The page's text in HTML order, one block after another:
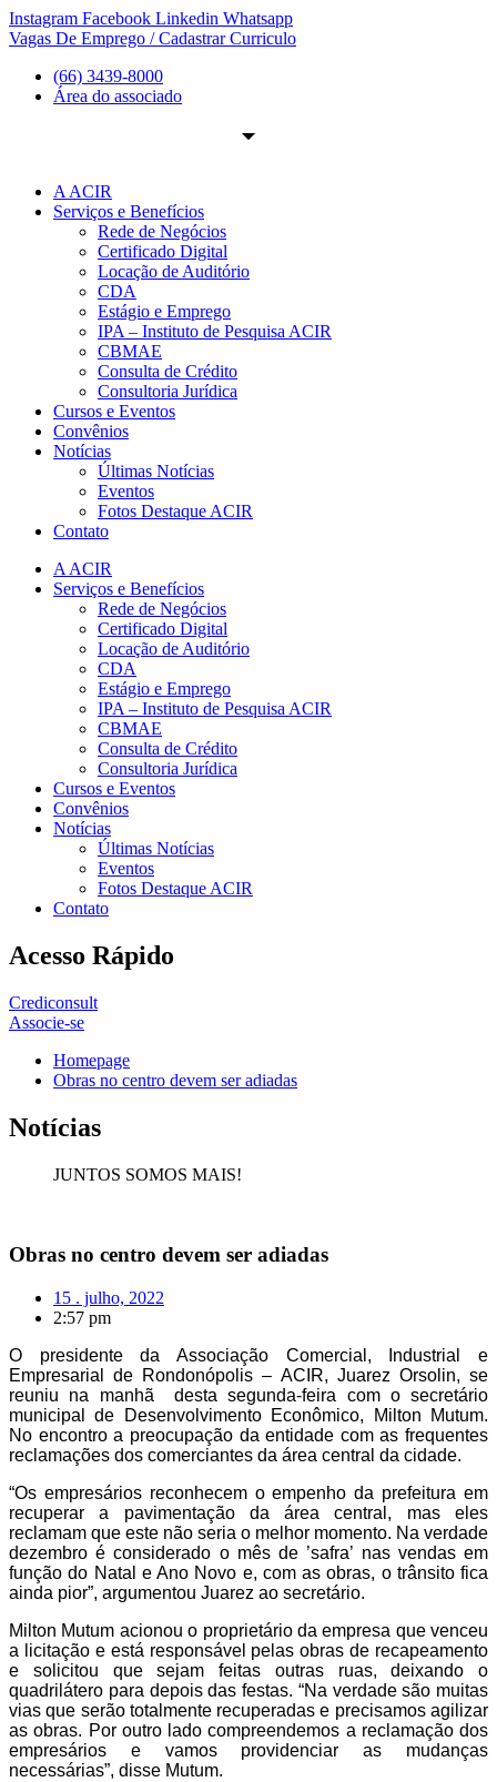
Ir
para
conteúdo
Instagram Facebook Linkedin Whatsapp
Vagas De Emprego / Cadastrar Curriculo
(66) 3439-8000
Área do associado
A ACIR
Serviços e Benefícios
Rede de Negócios
Certificado Digital
Locação de Auditório
CDA
Estágio e Emprego
IPA – Instituto de Pesquisa ACIR
CBMAE
Consulta de Crédito
Consultoria Jurídica
Cursos e Eventos
Convênios
Notícias
Últimas Notícias
Eventos
Fotos Destaque ACIR
Contato
A ACIR
Serviços e Benefícios
Rede de Negócios
Certificado Digital
Locação de Auditório
CDA
Estágio e Emprego
IPA – Instituto de Pesquisa ACIR
CBMAE
Consulta de Crédito
Consultoria Jurídica
Cursos e Eventos
Convênios
Notícias
Últimas Notícias
Eventos
Fotos Destaque ACIR
Contato
Acesso Rápido
Crediconsult
Associe-se
Homepage
Obras no centro devem ser adiadas
Notícias
JUNTOS SOMOS MAIS!
Obras no centro devem ser adiadas
15 . julho, 2022
2:57 pm
O presidente da Associação Comercial, Industrial e
Empresarial de Rondonópolis – ACIR, Juarez Orsolin, se
reuniu na manhã desta segunda-feira com o secretário
municipal de Desenvolvimento Econômico, Milton Mutum.
No encontro a preocupação da entidade com as frequentes
reclamações dos comerciantes da área central da cidade.
“Os empresários reconhecem o empenho da prefeitura em
recuperar a pavimentação da área central, mas eles
reclamam que este não seria o melhor momento. Na verdade
dezembro é considerado o mês de ’safra’ nas vendas em
função do Natal e Ano Novo e, com as obras, o trânsito fica
ainda pior”, argumentou Juarez ao secretário.
Milton Mutum acionou o proprietário da empresa que venceu
a licitação e está responsável pelas obras de recapeamento
e solicitou que sejam feitas outras ruas, deixando o
quadrilátero para depois das festas. “Na verdade são muitas
vias que serão totalmente recuperadas e precisamos agilizar
as obras. Por outro lado compreendemos a reclamação dos
empresários e vamos providenciar as mudanças
necessárias”, disse Mutum.